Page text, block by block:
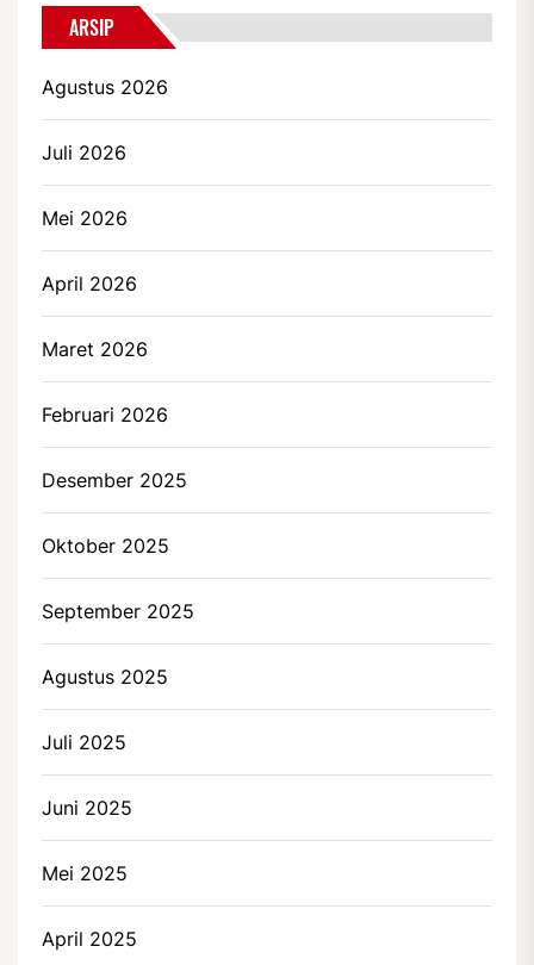
ARSIP
Agustus 2026
Juli 2026
Mei 2026
April 2026
Maret 2026
Februari 2026
Desember 2025
Oktober 2025
September 2025
Agustus 2025
Juli 2025
Juni 2025
Mei 2025
April 2025